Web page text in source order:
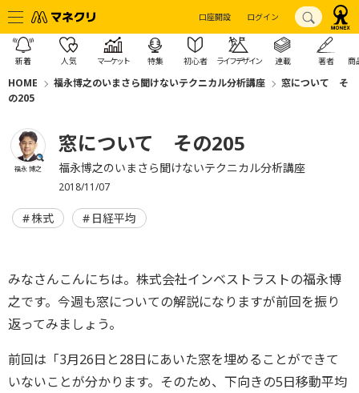
口座開設 ログイン
新着 人気 マーケット 特集 初心者 ライフデザイン 連載 著者 商
HOME 福永博之のいまさら聞けないテクニカル分析講座
窓について そ
の205
福永 博之
窓について その205
福永博之のいまさら聞けないテクニカル分析講座
2018/11/07
株式 日経平均
みなさんこんにちは。株式会社インベストラストの福永博
之です。今週も窓についての解説になりますが前回を振り
返ってみましょう。
前回は「3月26日と28日にあいた窓を埋めることができて
いないことが分かります。そのため、下向きの5日移動平均